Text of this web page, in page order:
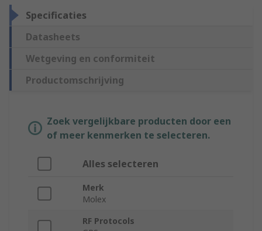
Specificaties
Datasheets
Wetgeving en conformiteit
Productomschrijving
Zoek vergelijkbare producten door een
of meer kenmerken te selecteren.
Alles selecteren
Merk
Molex
RF Protocols